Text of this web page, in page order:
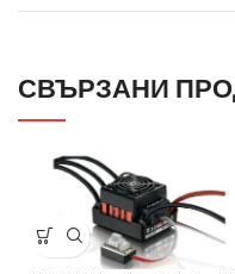
СВЪРЗАНИ